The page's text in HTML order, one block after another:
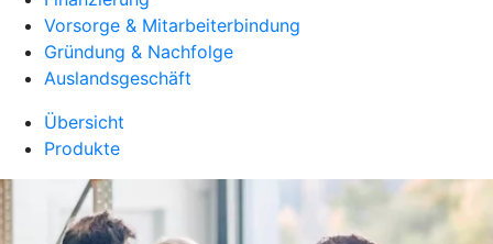
Vorsorge & Mitarbeiterbindung
Gründung & Nachfolge
Auslandsgeschäft
Übersicht
Produkte